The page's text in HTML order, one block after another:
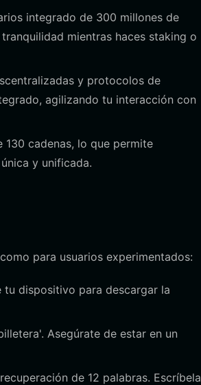
integrado de 300 millones de
mientras haces staking o
y protocolos de
agilizando tu interacción con
130 cadenas, lo que permite
y unificada.
para usuarios experimentados:
dispositivo para descargar la
Asegúrate de estar en un
de 12 palabras. Escríbela